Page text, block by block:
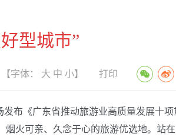
型城市”
【字体： 大 中 小】 打印
布《广东省推动旅游业高质量发展十项
火可亲、久念于心的旅游优选地。站在